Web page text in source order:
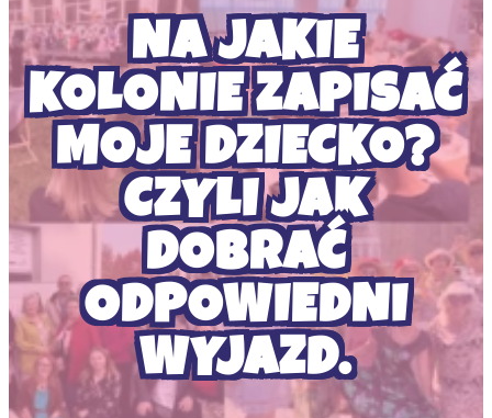
NA JAKIE
KOLONIE ZAPISAĆ
MOJE DZIECKO?
CZYLI JAK
DOBRAĆ
ODPOWIEDNI
WYJAZD.